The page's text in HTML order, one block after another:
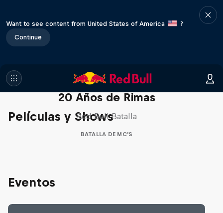
Want to see content from United States of America
?
Continue
Películas y Shows
Red Bull Batalla Nueva Historia:
20 Años de Rimas
Red Bull Batalla
BATALLA DE MC'S
Eventos